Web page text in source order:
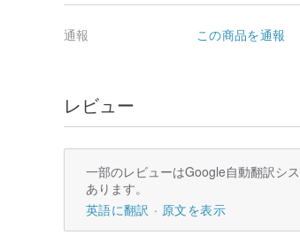
通報 この商品を通報
レビュー
一部のレビューはGoogle自動翻訳シ
あります。
英語に翻訳
原文を表示